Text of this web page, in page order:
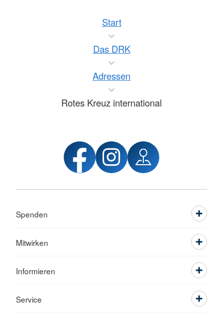
Start
Das DRK
Adressen
Rotes Kreuz international
Spenden
Mitwirken
Informieren
Service